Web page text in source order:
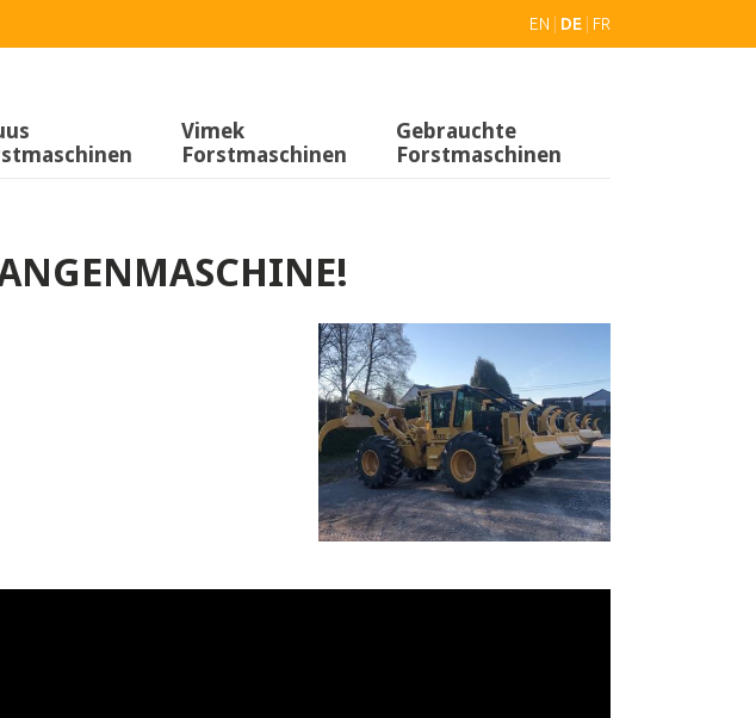
EN DE FR
Vimek
Forstmaschinen
Gebrauchte
Forstmaschinen